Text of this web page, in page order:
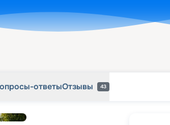
ответыОтзывы 43